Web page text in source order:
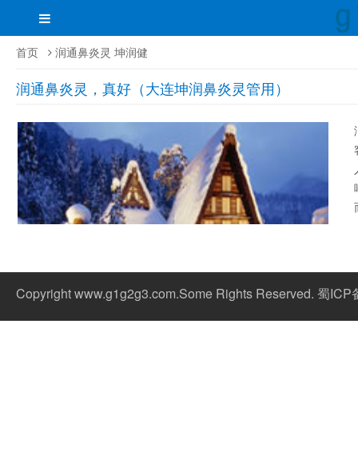
首页 润通鼻炎灵 坤润健
润通鼻炎灵，真好（大连坤润鼻炎灵管用）
Copyright www.g1g2g3.com.Some Rights Reserved. 蜀ICP